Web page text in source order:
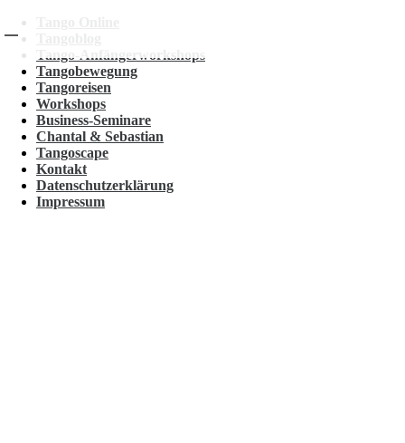
Tango-Anfängerworkshops
Tangobewegung
Tangoreisen
Workshops
Business-Seminare
Chantal & Sebastian
Tangoscape
Kontakt
Datenschutzerklärung
Impressum